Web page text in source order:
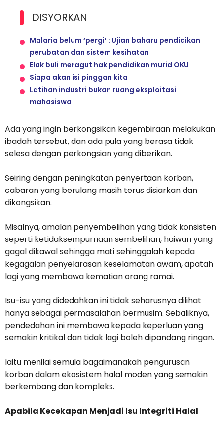
DISYORKAN
Malaria belum ‘pergi’ : Ujian baharu pendidikan
perubatan dan sistem kesihatan
Elak buli meragut hak pendidikan murid OKU
Siapa akan isi pinggan kita
Latihan industri bukan ruang eksploitasi
mahasiswa
Ada yang ingin berkongsikan kegembiraan melakukan
ibadah tersebut, dan ada pula yang berasa tidak
selesa dengan perkongsian yang diberikan.
Seiring dengan peningkatan penyertaan korban,
cabaran yang berulang masih terus disiarkan dan
dikongsikan.
Misalnya, amalan penyembelihan yang tidak konsisten
seperti ketidaksempurnaan sembelihan, haiwan yang
gagal dikawal sehingga mati sehinggalah kepada
kegagalan penyelarasan keselamatan awam, apatah
lagi yang membawa kematian orang ramai.
Isu-isu yang didedahkan ini tidak seharusnya dilihat
hanya sebagai permasalahan bermusim. Sebaliknya,
pendedahan ini membawa kepada keperluan yang
semakin kritikal dan tidak lagi boleh dipandang ringan.
Iaitu menilai semula bagaimanakah pengurusan
korban dalam ekosistem halal moden yang semakin
berkembang dan kompleks.
Apabila Kecekapan Menjadi Isu Integriti Halal